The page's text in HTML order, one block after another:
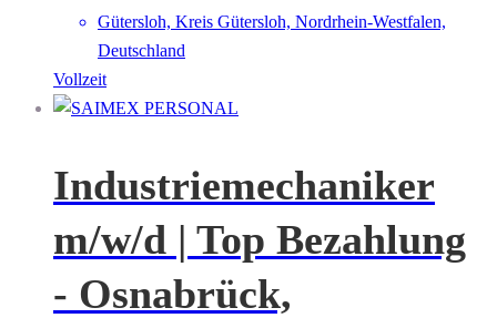
Gütersloh, Kreis Gütersloh, Nordrhein-Westfalen,
Deutschland
Vollzeit
Industriemechaniker
m/w/d | Top Bezahlung
- Osnabrück,